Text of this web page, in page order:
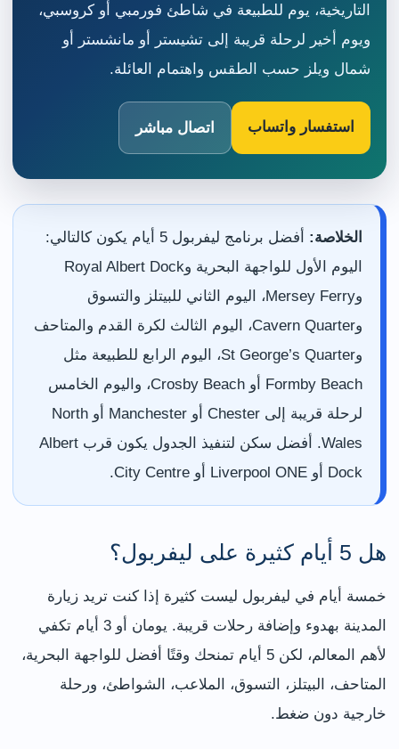
التاريخية، يوم للطبيعة في شاطئ فورمبي أو كروسبي،
ويوم أخير لرحلة قريبة إلى تشيستر أو مانشستر أو
شمال ويلز حسب الطقس واهتمام العائلة.
استفسار واتساب اتصال مباشر
الخلاصة:
أفضل برنامج ليفربول 5 أيام يكون كالتالي:
اليوم الأول للواجهة البحرية وRoyal Albert Dock
وMersey Ferry، اليوم الثاني للبيتلز والتسوق
وCavern Quarter، اليوم الثالث لكرة القدم والمتاحف
وSt George’s Quarter، اليوم الرابع للطبيعة مثل
Formby Beach أو Crosby Beach، واليوم الخامس
لرحلة قريبة إلى Chester أو Manchester أو North
Wales. أفضل سكن لتنفيذ الجدول يكون قرب Albert
Dock أو Liverpool ONE أو City Centre.
هل 5 أيام كثيرة على ليفربول؟
خمسة أيام في ليفربول ليست كثيرة إذا كنت تريد زيارة
المدينة بهدوء وإضافة رحلات قريبة. يومان أو 3 أيام تكفي
لأهم المعالم، لكن 5 أيام تمنحك وقتًا أفضل للواجهة البحرية،
المتاحف، البيتلز، التسوق، الملاعب، الشواطئ، ورحلة
خارجية دون ضغط.